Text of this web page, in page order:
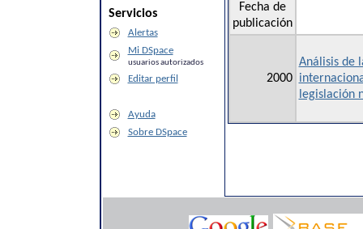
Servicios
Alertas
Mi DSpace
usuarios autorizados
Editar perfil
Ayuda
Sobre DSpace
Fecha de
publicación
2000
Análisis de
legislación